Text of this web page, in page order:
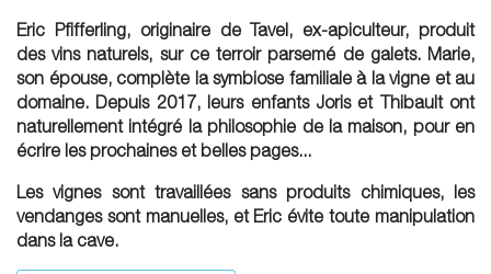
Eric Pfifferling, originaire de Tavel, ex-apiculteur, produit
des vins naturels, sur ce terroir parsemé de galets. Marie,
son épouse, complète la symbiose familiale à la vigne et au
domaine. Depuis 2017, leurs enfants Joris et Thibault ont
naturellement intégré la philosophie de la maison, pour en
écrire les prochaines et belles pages...
Les vignes sont travaillées sans produits chimiques, les
vendanges sont manuelles, et Eric évite toute manipulation
dans la cave.